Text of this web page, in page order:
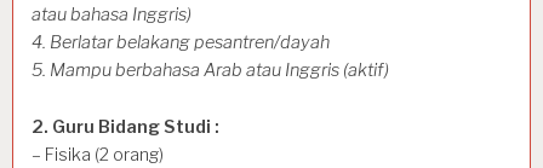
atau bahasa Inggris)
4. Berlatar belakang pesantren/dayah
5. Mampu berbahasa Arab atau Inggris (aktif)
2. Guru Bidang Studi :
– Fisika (2 orang)